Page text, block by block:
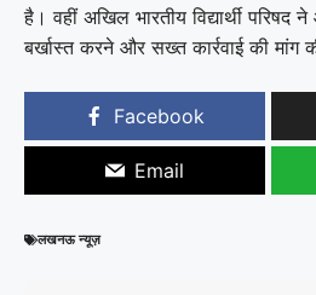
है। वहीं अखिल भारतीय विद्यार्थी परिषद
बर्खास्त करने और सख्त कार्रवाई की मांग
Facebook
Email
लखनऊ न्यूज़